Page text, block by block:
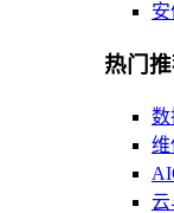
热门
数
维
云